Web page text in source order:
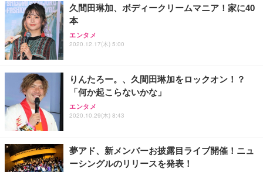
久間田琳加、ボディークリームマニア！家に40
本
エンタメ
2020.12.17(木) 5:00
りんたろー。、久間田琳加をロックオン！？
「何か起こらないかな」
エンタメ
2020.10.29(木) 8:43
夢アド、新メンバーお披露目ライブ開催！ニュ
ーシングルのリリースを発表！